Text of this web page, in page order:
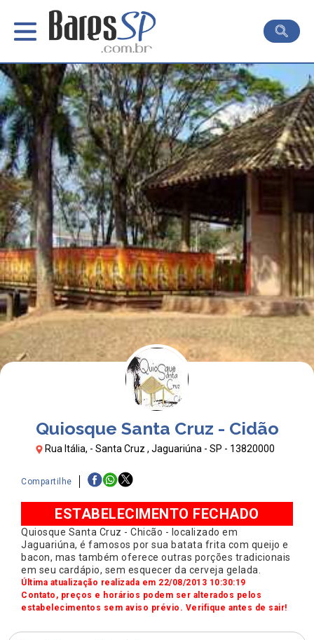
Quiosque Santa Cruz - Cidão
Rua Itália, - Santa Cruz , Jaguariúna - SP - 13820000
Compartilhe
ESTABELECIMENTO FECHADO
Quiosque Santa Cruz - Chicão - localizado em
Jaguariúna, é famosos por sua batata frita com queijo e
bacon, mas também oferece outras porções tradicionais
em seu cardápio, sem esquecer da cerveja gelada.
Última atualização realizada em 22/08/2013 10:30:19
Contato, preços e horários podem ser alterados pelos
estabelecimentos sem aviso prévio. Verifique antes de sair!